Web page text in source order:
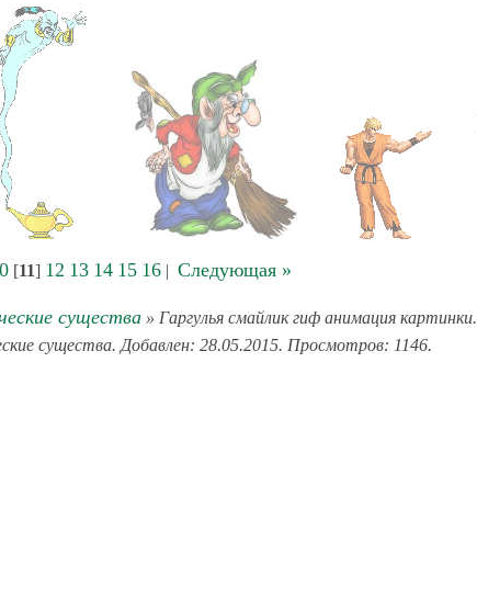
[11] 12 13 14 15 16 | Следующая »
существа » Гаргулья смайлик гиф анимация картинки.
существа. Добавлен: 28.05.2015. Просмотров: 1146.